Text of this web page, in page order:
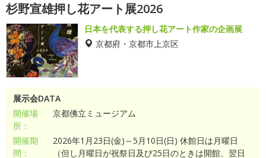
杉野宣雄押し花アート展2026
日本を代表する押し花アート作家の企画展
京都府・京都市上京区
展示会DATA
開催場
所：
京都佛立ミュージアム
開催期
間：
2026年1月23日(金)～5月10日(日) 休館日は月曜日
（但し月曜日が祝祭日及び25日のときは開館、翌日